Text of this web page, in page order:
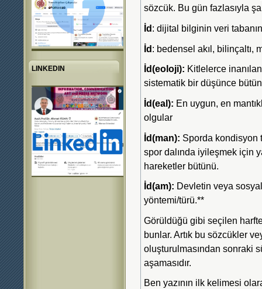
LINKEDIN
sözcük. Bu gün fazlasıyla
İd: dijital bilginin veri
İd: bedensel akıl, bilinçaltı,
İd(eoloji): Kitlelerce
sistematik bir düşünce
İd(eal): En uygun, en
olgular
İd(man): Sporda kondisyon
spor dalında iyileşmek için
hareketler bütünü.
İd(am): Devletin veya
yöntemi/türü.**
Görüldüğü gibi seçilen
bunlar. Artık bu sözcükler
oluşturulmasından sonraki
aşamasıdır.
Ben yazının ilk kelimesi